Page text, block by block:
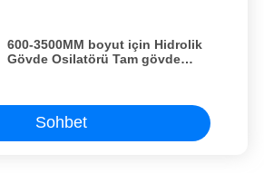
600-3500MM boyut için Hidrolik
Gövde Osilatörü Tam gövde
Sohbet